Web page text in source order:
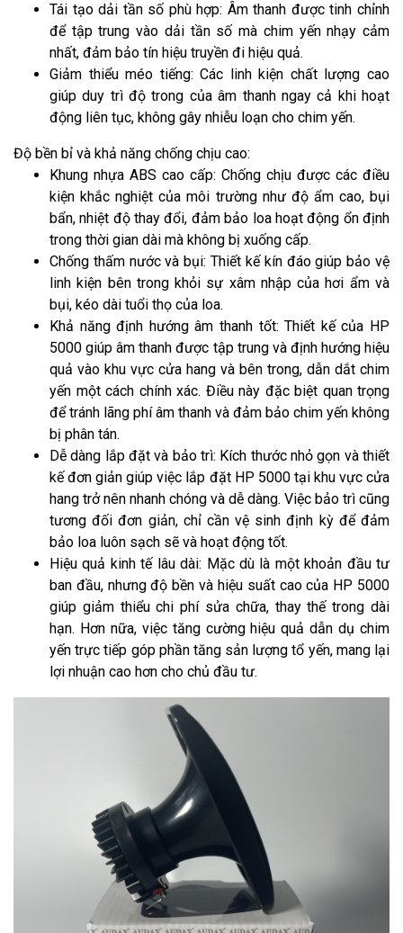
Tái tạo dải tần số phù hợp: Âm thanh được tinh chỉnh
để tập trung vào dải tần số mà chim yến nhạy cảm
nhất, đảm bảo tín hiệu truyền đi hiệu quả.
Giảm thiểu méo tiếng: Các linh kiện chất lượng cao
giúp duy trì độ trong của âm thanh ngay cả khi hoạt
động liên tục, không gây nhiễu loạn cho chim yến.
Độ bền bỉ và khả năng chống chịu cao:
Khung nhựa ABS cao cấp: Chống chịu được các điều
kiện khắc nghiệt của môi trường như độ ẩm cao, bụi
bẩn, nhiệt độ thay đổi, đảm bảo loa hoạt động ổn định
trong thời gian dài mà không bị xuống cấp.
Chống thấm nước và bụi: Thiết kế kín đáo giúp bảo vệ
linh kiện bên trong khỏi sự xâm nhập của hơi ẩm và
bụi, kéo dài tuổi thọ của loa.
Khả năng định hướng âm thanh tốt: Thiết kế của HP
5000 giúp âm thanh được tập trung và định hướng hiệu
quả vào khu vực cửa hang và bên trong, dẫn dắt chim
yến một cách chính xác. Điều này đặc biệt quan trọng
để tránh lãng phí âm thanh và đảm bảo chim yến không
bị phân tán.
Dễ dàng lắp đặt và bảo trì: Kích thước nhỏ gọn và thiết
kế đơn giản giúp việc lắp đặt HP 5000 tại khu vực cửa
hang trở nên nhanh chóng và dễ dàng. Việc bảo trì cũng
tương đối đơn giản, chỉ cần vệ sinh định kỳ để đảm
bảo loa luôn sạch sẽ và hoạt động tốt.
Hiệu quả kinh tế lâu dài: Mặc dù là một khoản đầu tư
ban đầu, nhưng độ bền và hiệu suất cao của HP 5000
giúp giảm thiểu chi phí sửa chữa, thay thế trong dài
hạn. Hơn nữa, việc tăng cường hiệu quả dẫn dụ chim
yến trực tiếp góp phần tăng sản lượng tổ yến, mang lại
lợi nhuận cao hơn cho chủ đầu tư.